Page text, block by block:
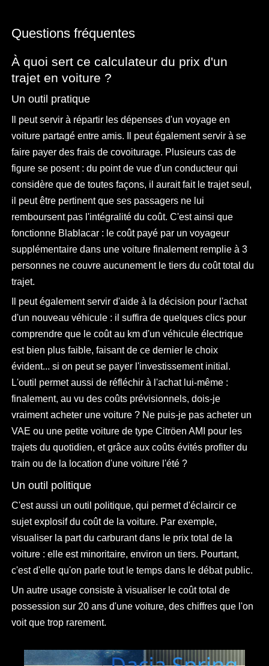
Questions fréquentes
À quoi sert ce calculateur du prix d'un
trajet en voiture ?
Un outil pratique
Il peut servir à répartir les dépenses d'un voyage en
voiture partagé entre amis. Il peut également servir à se
faire payer des frais de covoiturage. Plusieurs cas de
figure se posent : du point de vue d'un conducteur qui
considère que de toutes façons, il aurait fait le trajet seul,
il peut être pertinent que ses passagers ne lui
remboursent pas l'intégralité du coût. C'est ainsi que
fonctionne Blablacar : le coût payé par un voyageur
supplémentaire dans une voiture finalement remplie à 3
personnes ne couvre aucunement le tiers du coût total du
trajet.
Il peut également servir d'aide à la décision pour l'achat
d'un nouveau véhicule : il suffira de quelques clics pour
comprendre que le coût au km d'un véhicule électrique
est bien plus faible, faisant de ce dernier le choix
évident... si on peut se payer l'investissement initial.
L'outil permet aussi de réfléchir à l'achat lui-même :
finalement, au vu des coûts prévisionnels, dois-je
vraiment acheter une voiture ? Ne puis-je pas acheter un
VAE ou une petite voiture de type Citröen AMI pour les
trajets du quotidien, et grâce aux coûts évités profiter du
train ou de la location d'une voiture l'été ?
Un outil politique
C'est aussi un outil politique, qui permet d'éclaircir ce
sujet explosif du coût de la voiture. Par exemple,
visualiser la part du carburant dans le prix total de la
voiture : elle est minoritaire, environ un tiers. Pourtant,
c'est d'elle qu'on parle tout le temps dans le débat public.
Un autre usage consiste à visualiser le coût total de
possession sur 20 ans d'une voiture, des chiffres que l'on
voit que trop rarement.